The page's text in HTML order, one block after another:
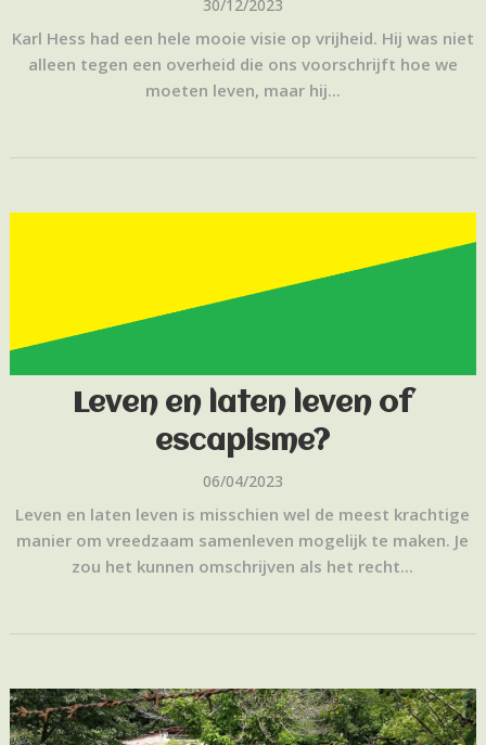
30/12/2023
Karl Hess had een hele mooie visie op vrijheid. Hij was niet
alleen tegen een overheid die ons voorschrijft hoe we
moeten leven, maar hij...
Leven en laten leven of
escapisme?
06/04/2023
Leven en laten leven is misschien wel de meest krachtige
manier om vreedzaam samenleven mogelijk te maken. Je
zou het kunnen omschrijven als het recht...